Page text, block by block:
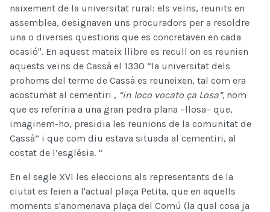
naixement de la universitat rural: els veïns, reunits en
assemblea, designaven uns procuradors per a resoldre
una o diverses qüestions que es concretaven en cada
ocasió". En aquest mateix llibre es recull on es reunien
aquests veïns de Cassà el 1330 “la universitat dels
prohoms del terme de Cassà es reuneixen, tal com era
acostumat al cementiri , “in loco vocato ça Losa”, nom
que es referiria a una gran pedra plana –llosa– que,
imaginem-ho, presidia les reunions de la comunitat de
Cassà” i que com diu estava situada al cementiri, al
costat de l’església. “
En el segle XVI les eleccions als representants de la
ciutat es feien a l'actual plaça Petita, que en aquells
moments s'anomenava plaça del Comú (la qual cosa ja